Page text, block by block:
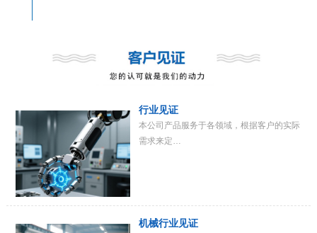
行业见证
本公司产品服务于各领域，根据客户的实际
需求来定…
机械行业见证